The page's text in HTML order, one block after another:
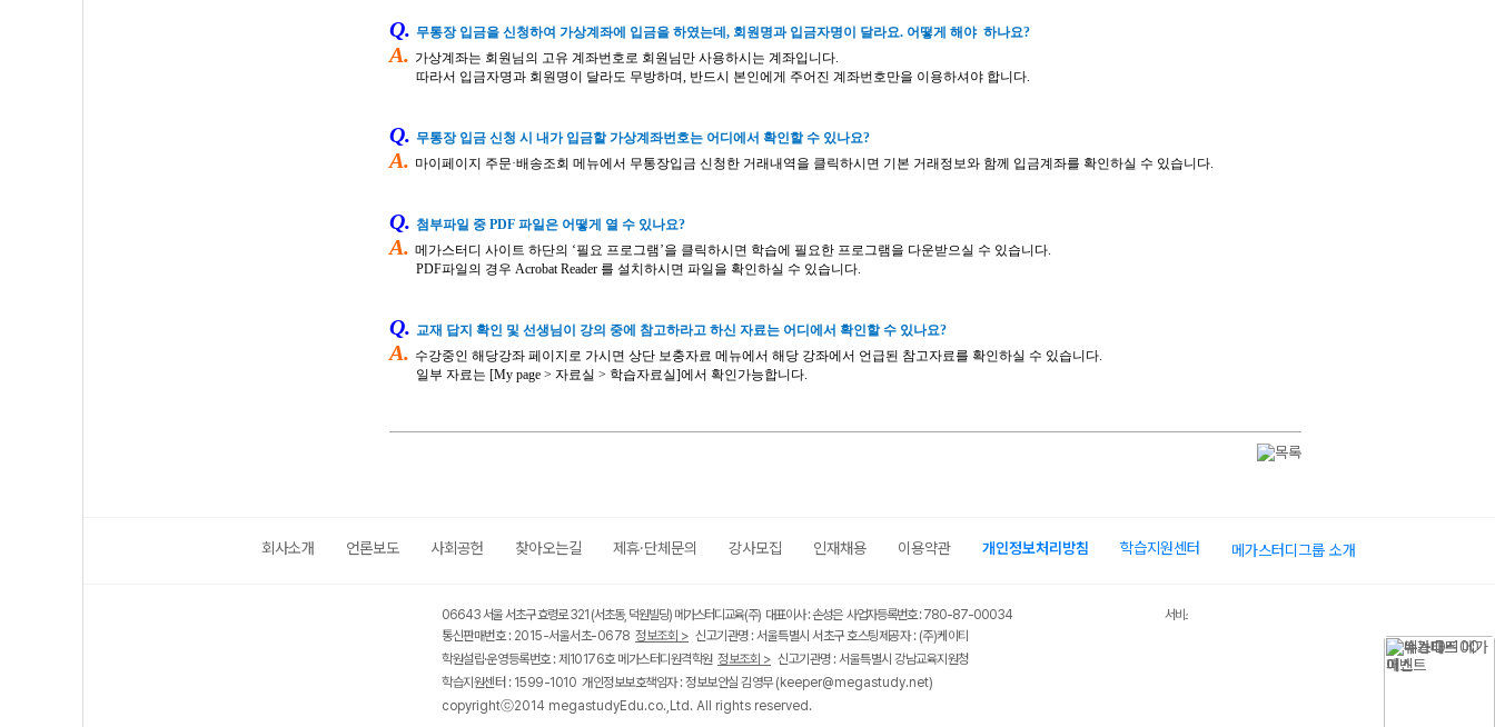
Q. 무통장 입금을 신청하여 가상계좌에 입금을 하였는데 , 회원명과 입금자명이 달라요. 어떻게 해야 하나요?
A. 가상계좌는 회원님의 고유 계좌번호로 회원님만 사용하시는 계좌입니다.
따라서 입금자명과 회원명이 달라도 무방하며, 반드시 본인에게 주어진 계좌번호만을 이용하셔야 합니다.
Q. 무통장 입금 신청 시 내가 입금할 가상계좌번호는 어디에서 확인할 수 있나요?
A. 마이페이지 주문·배송조회 메뉴에서 무통장입금 신청한 거래내역을 클릭하시면 기본 거래정보와 함께 입금계좌를 확인하실 수 있습니다.
Q. 첨부파일 중 PDF 파일은 어떻게 열 수 있나요?
A. 메가스터디 사이트 하단의 ‘필요 프로그램’을 클릭하시면 학습에 필요한 프로그램을 다운받으실 수 있습니다.
PDF파일의 경우 Acrobat Reader 를 설치하시면 파일을 확인하실 수 있습니다.
Q. 교재 답지 확인 및 선생님이 강의 중에 참고하라고 하신 자료는 어디에서 확인할 수 있나요?
A. 수강중인 해당강좌 페이지로 가시면 상단 보충자료 메뉴에서 해당 강좌에서 언급된 참고자료를 확인하실 수 있습니다.
일부 자료는 [My page > 자료실 > 학습자료실]에서 확인가능합니다.
회사소개 언론보도 사회공헌 찾아오는길 제휴·단체문의 강사모집 인재채용 이용약관 개인정보처리방침 학습지원센터 메가스터디그룹 소개
06643 서울 서초구 효령로 321 (서초동, 덕원빌딩) 메가스터디교육(주) 대표이사 : 손성은 사업자등록번호 : 780-87-00034
통신판매번호 : 2015-서울서초-0678 정보조회 > 신고기관명 : 서울특별시 서초구 호스팅제공자 : (주)케이티
학원설립·운영등록번호 : 제10176호 메가스터디원격학원 정보조회 > 신고기관명 : 서울특별시 강남교육지원청
학습지원센터 : 1599-1010 개인정보보호책임자 : 정보보안실 김영무(keeper@megastudy.net)
copyrightⓒ2014 megastudyEdu.co.,Ltd. All rights reserved.
서비스 가입사실 확인